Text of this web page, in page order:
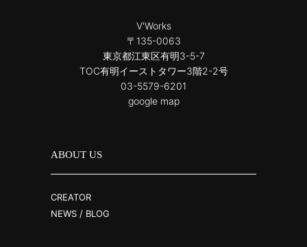
V'Works
〒135-0063
東京都江東区有明3-5-7
TOC有明イーストタワー3階2-2号
03-5579-6201
google map
ABOUT US
CREATOR
NEWS / BLOG